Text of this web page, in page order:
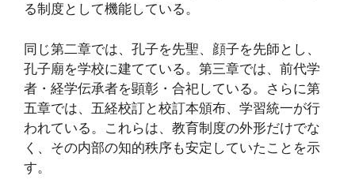
る制度として機能している。
同じ第二章では、孔子を先聖、顔子を先師とし、
孔子廟を学校に建てている。第三章では、前代学
者・経学伝承者を顕彰・合祀している。さらに第
五章では、五経校訂と校訂本頒布、学習統一が行
われている。これらは、教育制度の外形だけでな
く、その内部の知的秩序も安定していたことを示
す。